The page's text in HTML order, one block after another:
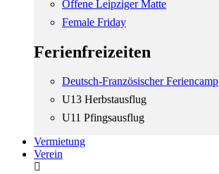
Offene Leipziger Matte
Female Friday
Ferienfreizeiten
Deutsch-Französischer Feriencamp
U13 Herbstausflug
U11 Pfingsausflug
Vermietung
Verein